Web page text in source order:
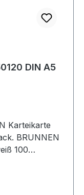
DIN A5
Karteikarte
100